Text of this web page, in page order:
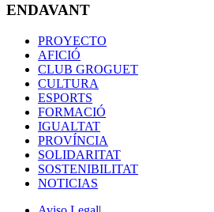
ENDAVANT
PROYECTO
AFICIÓ
CLUB GROGUET
CULTURA
ESPORTS
FORMACIÓ
IGUALTAT
PROVÍNCIA
SOLIDARITAT
SOSTENIBILITAT
NOTICIAS